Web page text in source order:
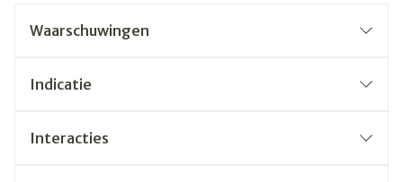
Waarschuwingen
Indicatie
Interacties